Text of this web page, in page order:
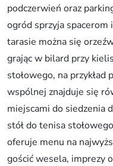
podczerwień oraz
ogród sprzyja
tarasie można się
grając w bilard przy
stołowego, na
wspólnej znajduje się
miejscami do siedzenia
stół do tenisa
oferuje menu na
gościć wesela, imprezy